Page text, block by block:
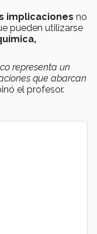
implicaciones no
pueden utilizarse
representa un
que abarcan
el profesor.